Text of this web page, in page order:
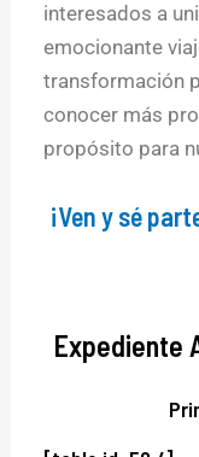
interesados a
emocionante
transformación
conocer más
propósito para
¡Ven y sé
Expediente